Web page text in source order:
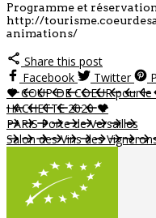
Programme et
http://
animations/
Share this post
Facebook
Twitter
♥ COUP DE COEUR pour
HACHETTE 2020 ♥
PARIS Porte de Versailles
Salon des Vins des